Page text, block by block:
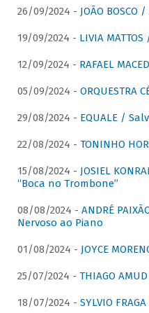
26/09/2024 - JOÃO
19/09/2024 - LIVIA
12/09/2024 - RAFAEL
05/09/2024 - ORQUESTRA
29/08/2024 - EQUALE /
22/08/2024 - TONINHO
15/08/2024 - JOSIEL
“Boca no Trombone”
08/08/2024 - ANDRÉ
Nervoso ao Piano
01/08/2024 - JOYCE
25/07/2024 - THIAGO
18/07/2024 - SYLVIO